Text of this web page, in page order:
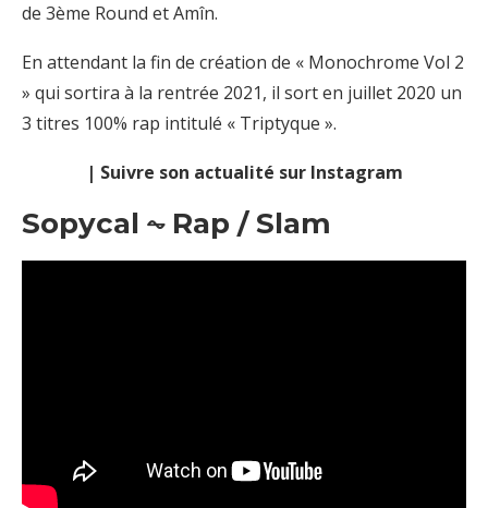
de 3ème Round et Amîn.
En attendant la fin de création de « Monochrome Vol 2
» qui sortira à la rentrée 2021, il sort en juillet 2020 un
3 titres 100% rap intitulé « Triptyque ».
| Suivre son actualité sur Instagram
Sopycal ⏦ Rap / Slam